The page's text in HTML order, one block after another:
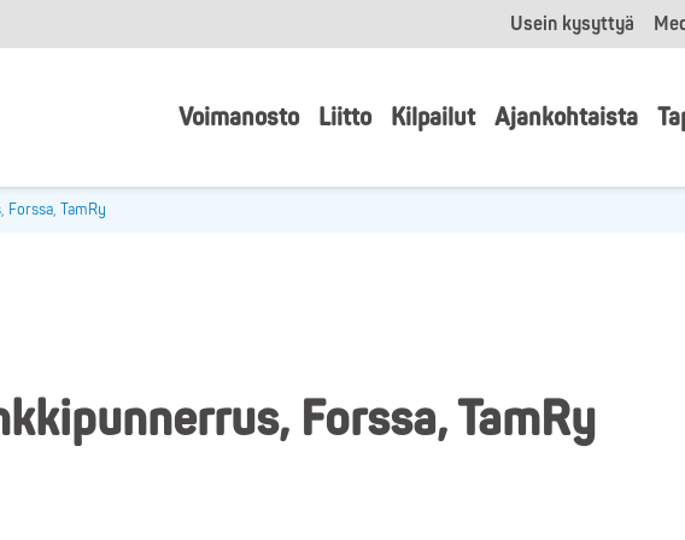
Usein kysyttyä
Voimanosto Liitto Kilpailut Ajankohtaista
TamRy
Forssa, TamRy